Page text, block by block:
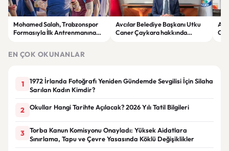
Mohamed Salah, Trabzonspor
Formasıyla İlk Antrenmanına
Avcılar Belediye Başkanı Utku
Caner Çaykara hakkında
EN ÇOK OKUNANLAR
1
1972 İrlanda Fotoğrafı Yeniden Gündemde Sevgilisi İçin Silaha
Sarılan Kadın Kimdir?
2 Okullar Hangi Tarihte Açılacak? 2026 Yılı Tatil Bilgileri
3
Torba Kanun Komisyonu Onayladı: Yüksek Aidatlara
Sınırlama, Tapu ve Çevre Yasasında Köklü Değişiklikler